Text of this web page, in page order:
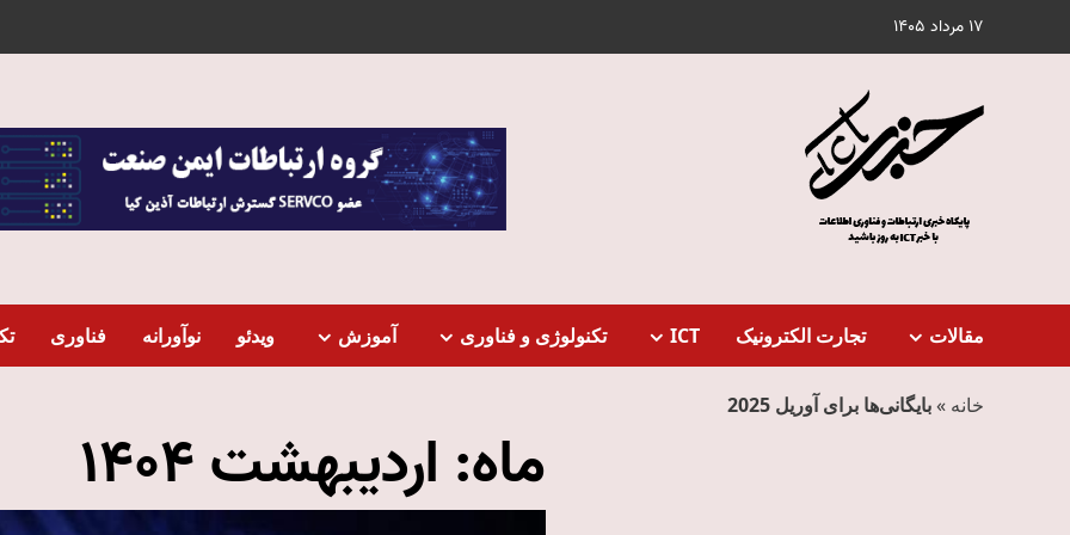
17 مرداد 1405
مقالات تجارت الکترونیک ICT تکنولوژی و فناوری آموزش ویدئو نوآورانه فناوری
خانه »بایگانی‌ها برای آوریل 2025
ماه: اردیبهشت 1404